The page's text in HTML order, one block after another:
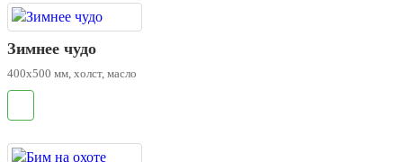
Зимнее чудо
400х500 мм, холст, масло